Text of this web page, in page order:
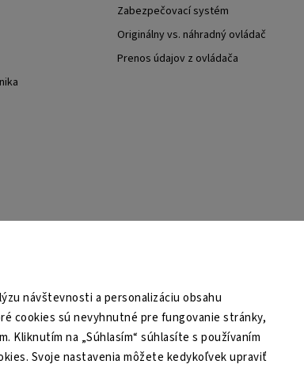
návštevnosti a personalizáciu obsahu
cookies sú nevyhnutné pre fungovanie stránky,
Kliknutím na „Súhlasím“ súhlasíte s používaním
Svoje nastavenia môžete kedykoľvek upraviť
Zabezpečovací systém
Originálny vs. náhradný ovládač
Prenos údajov z ovládača